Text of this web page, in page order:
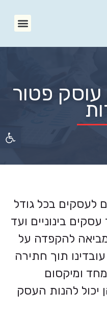
פתח
פטור
לעסקים בכל גודל
בינוניים ועד
מביאה להקפדה על
תוך חתירה
ומיקסום
יכול להנות העסק